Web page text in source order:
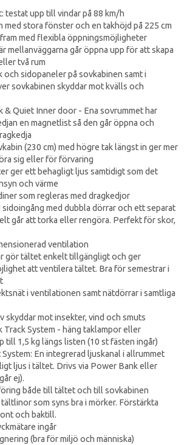
testat upp till vindar på 88 km/h
med stora fönster och en takhöjd på 225 cm
med flexibla öppningsmöjligheter
mellanväggarna går öppna upp för att skapa
två rum
och sidopaneler på sovkabinen samt i
sovkabinen skyddar mot kvälls och
& Quiet Inner door - Ena sovrummet har
en magnetlist så den går öppna och
(230 cm) med högre tak längst in ger mer
sig eller för förvaring
ger ett behagligt ljus samtidigt som det
och värme
som regleras med dragkedjor
sidoingång med dubbla dörrar och ett separat
går att torka eller rengöra. Perfekt för skor,
ventilation
gör tältet enkelt tillgängligt och ger
att ventilera tältet. Bra för semestrar i
i ventilationen samt nätdörrar i samtliga
skyddar mot insekter, vind och smuts
System - häng taklampor eller
till 1,5 kg längs listen (10 st fästen ingår)
En integrerad ljuskanal i allrummet
ljus i tältet. Drivs via Power Bank eller
ej).
både till tältet och till sovkabinen
som syns bra i mörker. Förstärkta
och baktill.
ingår
(bra för miljö och människa)